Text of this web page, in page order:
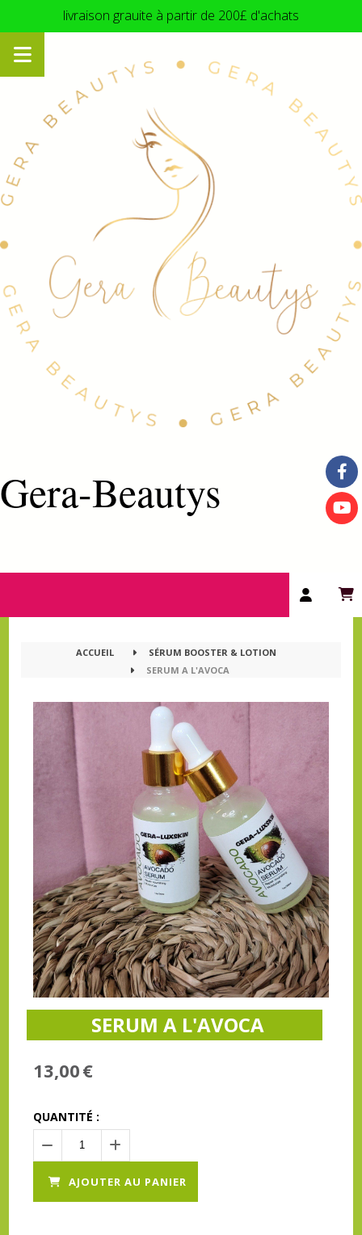
livraison grauite à partir de 200£ d'achats
Gera-Beautys
ACCUEIL
SÉRUM BOOSTER & LOTION
SERUM A L'AVOCA
SERUM A L'AVOCA
13,00€
QUANTITÉ :
AJOUTER AU PANIER